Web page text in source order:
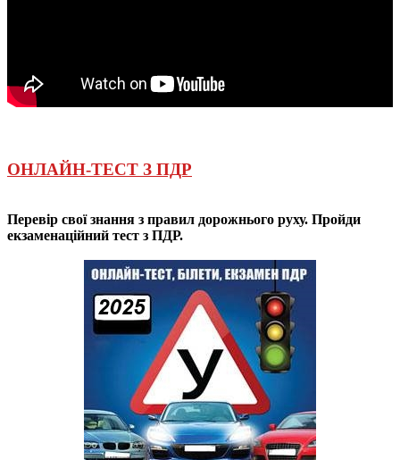
ОНЛАЙН-ТЕСТ З ПДР
Перевір свої знання з правил дорожнього руху. Пройди
екзаменаційний тест з ПДР.